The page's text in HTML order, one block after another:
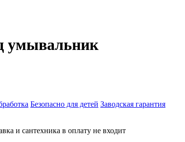
умывальник
Безопасно для детей Заводская гарантия
и сантехника в оплату не входит